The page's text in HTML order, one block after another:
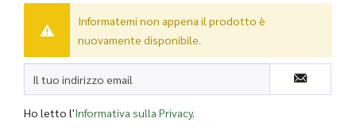
Informatemi non appena il prodotto è
nuovamente disponibile.
Ho letto l'Informativa sulla Privacy.